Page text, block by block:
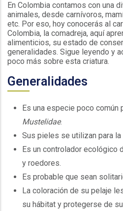
En Colombia contamos con una
animales, desde carnívoros,
etc. Por eso, hoy conocerás al
Colombia, la comadreja, aquí
alimenticios, su estado de
generalidades. Sigue leyendo y
poco más sobre esta criatura.
Generalidades
Es una especie poco
Mustelidae.
Sus pieles se utilizan para
Es un controlador ecológico
y roedores.
Es probable que sean
La coloración de su pelaje
su hábitat y protegerse de